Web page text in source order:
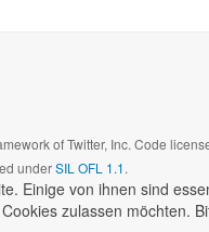
of Twitter, Inc. Code
underSIL OFL 1.1.
Einige von ihnen sind
zulassen möchten.